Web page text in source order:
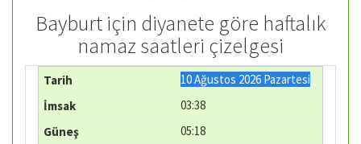
Bayburt için diyanete göre haftalık
namaz saatleri çizelgesi
10 Ağustos 2026 Pazartesi
03:38
05:18